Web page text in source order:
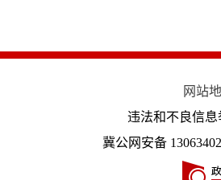
网站
违法和不良信息
冀公网安备